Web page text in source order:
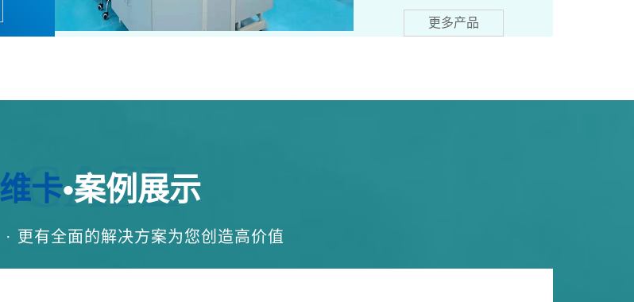
更多产品
CASE
维卡•案例展示
更有全面的解决方案为您创造高价值